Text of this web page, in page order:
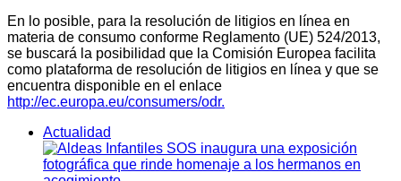
En lo posible, para la resolución de litigios en línea en
materia de consumo conforme Reglamento (UE) 524/2013,
se buscará la posibilidad que la Comisión Europea facilita
como plataforma de resolución de litigios en línea y que se
encuentra disponible en el enlace
http://ec.europa.eu/consumers/odr.
Actualidad